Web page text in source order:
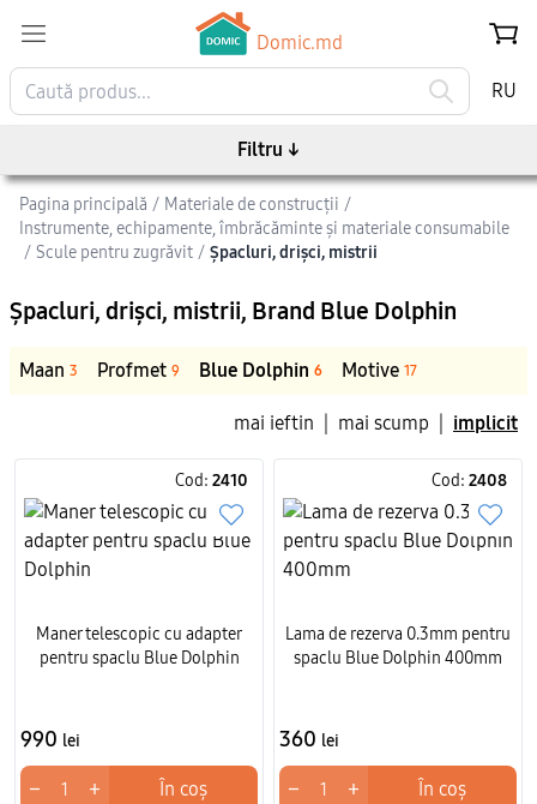
Domic.md
RU
Pagina principală / Materiale de construcții /
Instrumente, echipamente, îmbrăcăminte și materiale consumabile
/ Scule pentru zugrăvit / Șpacluri, drișci, mistrii
Șpacluri, drișci, mistrii, Brand Blue Dolphin
Maan 3 Profmet 9 Blue Dolphin 6 Motive 17
mai ieftin mai scump implicit
Cod: 2410
Maner telescopic cu adapter
pentru spaclu Blue Dolphin
990 lei
− + În coș
Cod: 2408
Lama de rezerva 0.3mm pentru
spaclu Blue Dolphin 400mm
360 lei
− + În coș
Filtru ↓